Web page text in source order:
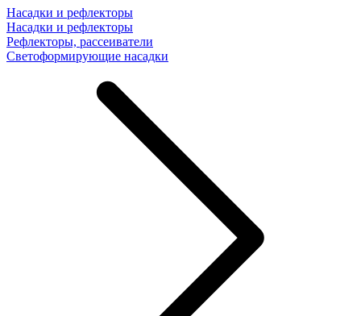
Насадки и рефлекторы
Насадки и рефлекторы
Рефлекторы, рассеиватели
Светоформирующие насадки